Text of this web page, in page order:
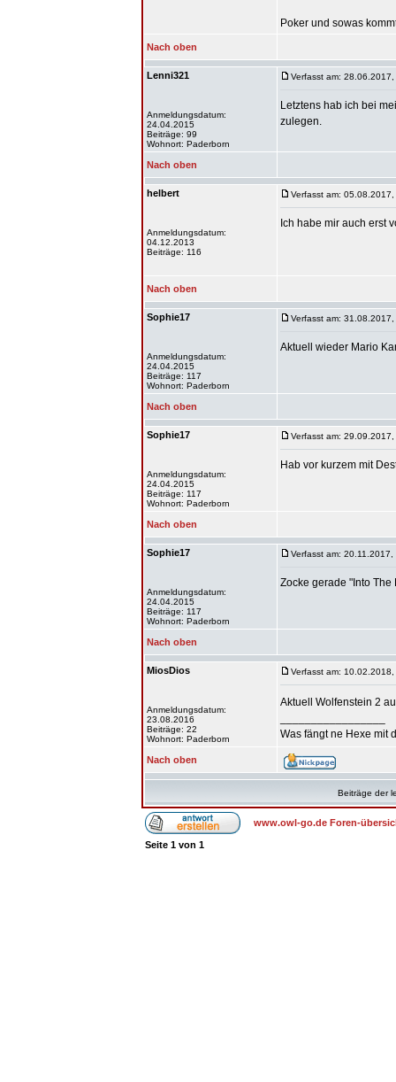
Poker und sowas
Nach oben
Lenni321
Anmeldungsdatum:
24.04.2015
Beiträge: 99
Wohnort: Paderborn
Verfasst am:
Letztens hab ich bei
zulegen.
Nach oben
helbert
Anmeldungsdatum:
04.12.2013
Beiträge: 116
Verfasst am:
Ich habe mir auch erst
Nach oben
Sophie17
Anmeldungsdatum:
24.04.2015
Beiträge: 117
Wohnort: Paderborn
Verfasst am:
Aktuell wieder Mario
Nach oben
Sophie17
Anmeldungsdatum:
24.04.2015
Beiträge: 117
Wohnort: Paderborn
Verfasst am:
Hab vor kurzem mit
Nach oben
Sophie17
Anmeldungsdatum:
24.04.2015
Beiträge: 117
Wohnort: Paderborn
Verfasst am: 20.11.2017,
Zocke gerade "Into The
Nach oben
MiosDios
Anmeldungsdatum:
23.08.2016
Beiträge: 22
Wohnort: Paderborn
Verfasst am:
Aktuell Wolfenstein 2
Was fängt ne Hexe mit
Nach oben
Beiträge der
www.owl-go.de Foren-
Seite 1 von 1